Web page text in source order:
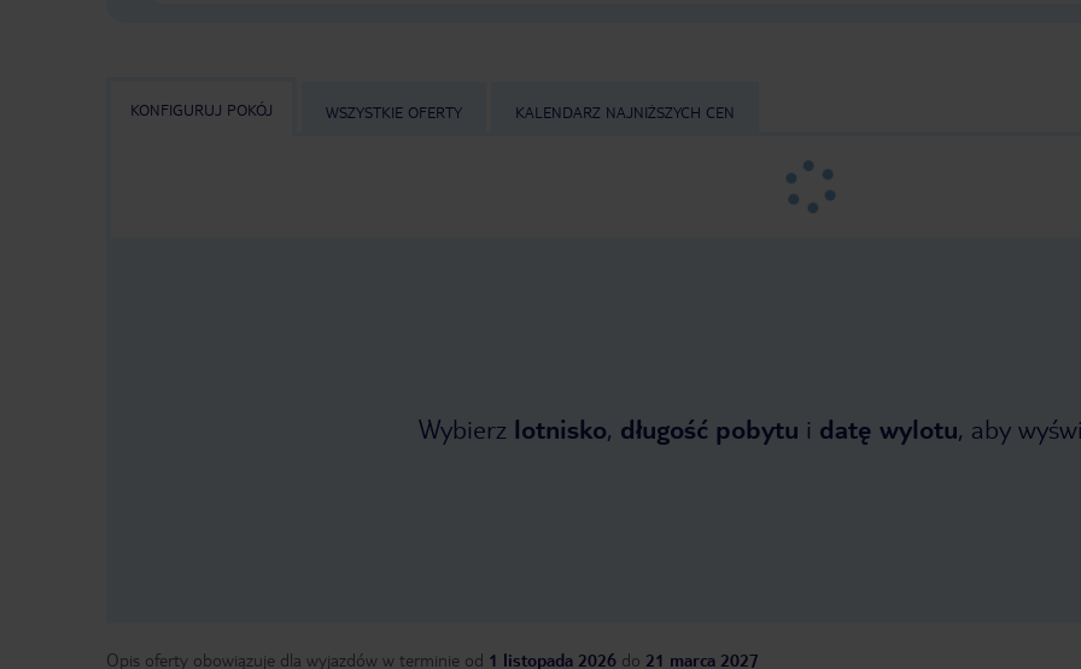
KONFIGURUJ POKÓJ WSZYSTKIE OFERTY KALENDARZ NAJNIŻSZYCH CEN
Wybierz lotnisko, długość pobytu i datę wylotu, aby
Opis oferty obowiązuje dla wyjazdów w terminie od 1 listopada 2026 do 21 marca 2027